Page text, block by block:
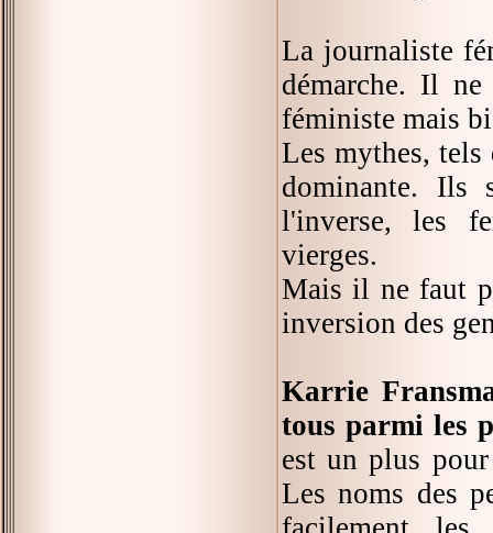
La journaliste
démarche. Il
féministe mais
Les mythes, tels
dominante. Ils
l'inverse, les
vierges.
Mais il ne faut
inversion des
Karrie
tous parmi les
est un plus
Les noms des